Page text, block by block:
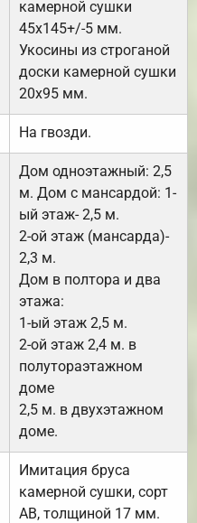
камерной сушки
45х145+/-5 мм.
Укосины из строганой
доски камерной сушки
20х95 мм.
На гвозди.
Дом одноэтажный: 2,5
м. Дом с мансардой: 1-
ый этаж- 2,5 м.
2-ой этаж (мансарда)-
2,3 м.
Дом в полтора и два
этажа:
1-ый этаж 2,5 м.
2-ой этаж 2,4 м. в
полутораэтажном
доме
2,5 м. в двухэтажном
доме.
Имитация бруса
камерной сушки, сорт
АВ, толщиной 17 мм.